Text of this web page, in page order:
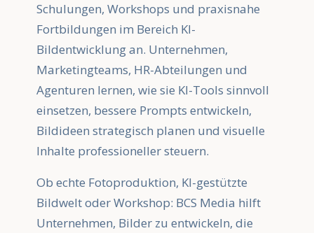
Schulungen, Workshops und praxisnahe
Fortbildungen im Bereich KI-
Bildentwicklung an. Unternehmen,
Marketingteams, HR-Abteilungen und
Agenturen lernen, wie sie KI-Tools sinnvoll
einsetzen, bessere Prompts entwickeln,
Bildideen strategisch planen und visuelle
Inhalte professioneller steuern.
Ob echte Fotoproduktion, KI-gestützte
Bildwelt oder Workshop: BCS Media hilft
Unternehmen, Bilder zu entwickeln, die